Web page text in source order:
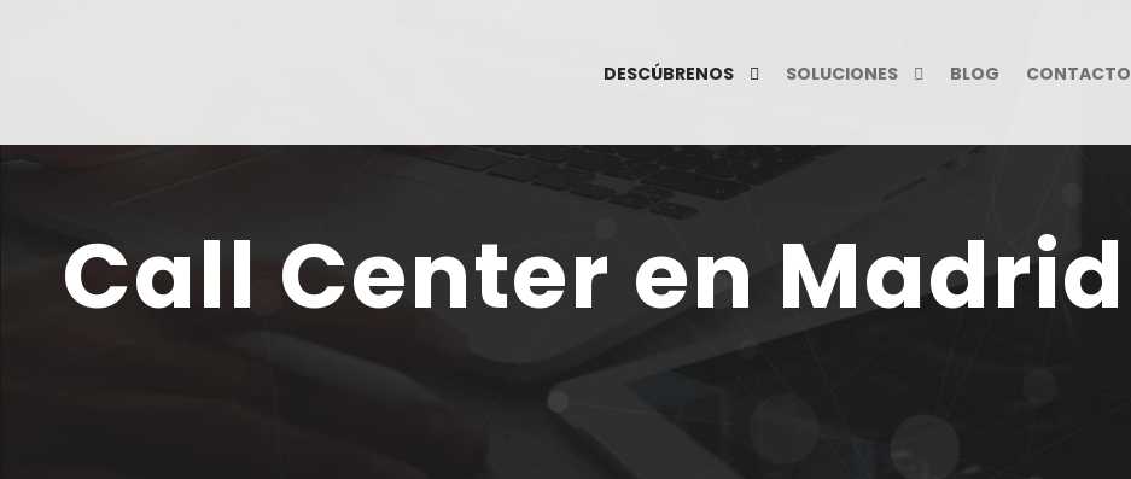
DESCÚBRENOS SOLUCIONES BLOG CONTACTO
Call Center en Madrid